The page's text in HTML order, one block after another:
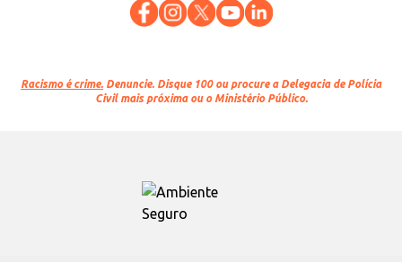
Racismo é crime. Denuncie. Disque 100 ou procure a Delegacia de Polícia
Civil mais próxima ou o Ministério Público.